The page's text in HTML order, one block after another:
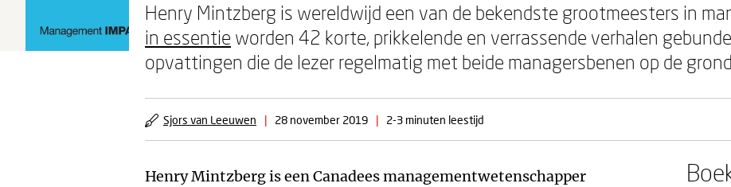
Henry Mintzberg is wereldwijd een van de bekendste grootmeesters in
in essentie worden 42 korte, prikkelende en verrassende verhalen
opvattingen die de lezer regelmatig met beide managersbenen op de
Sjors van Leeuwen | 28 november 2019 | 2-3 minuten leestijd
Henry Mintzberg is een Canadees managementwetenschapper